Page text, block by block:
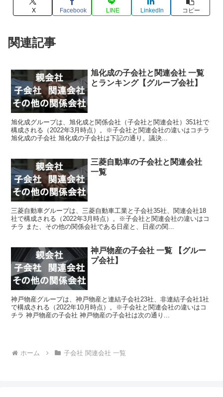
X Facebook LINE LinkedIn コピー
関連記事
旭化成の子会社と関連会社 一覧
とランキング【グループ会社】
旭化成グループは、旭化成と関係会社（子会社と関連会社）351社で
構成される（2022年3月時点）。※子会社と関連会社の違いはコチラ
旭化成の子会社 旭化成の子会社は下記の通り。議決...
三菱自動車の子会社と関連会社
一覧
三菱自動車グループは、三菱自動車工業と子会社35社、関連会社18
社で構成される（2022年3月時点）。※子会社と関連会社の違いはコ
チラ また、その他の関係会社である日産と、日産の関...
神戸物産の子会社 一覧 【グルー
プ会社】
神戸物産グループは、神戸物産と連結子会社23社、非連結子会社1社
で構成される（2022年10月時点）。※子会社と関連会社の違いはコ
チラ 神戸物産の子会社 神戸物産の子会社は次の通り...
ホーム 子会社 関連会社 一覧